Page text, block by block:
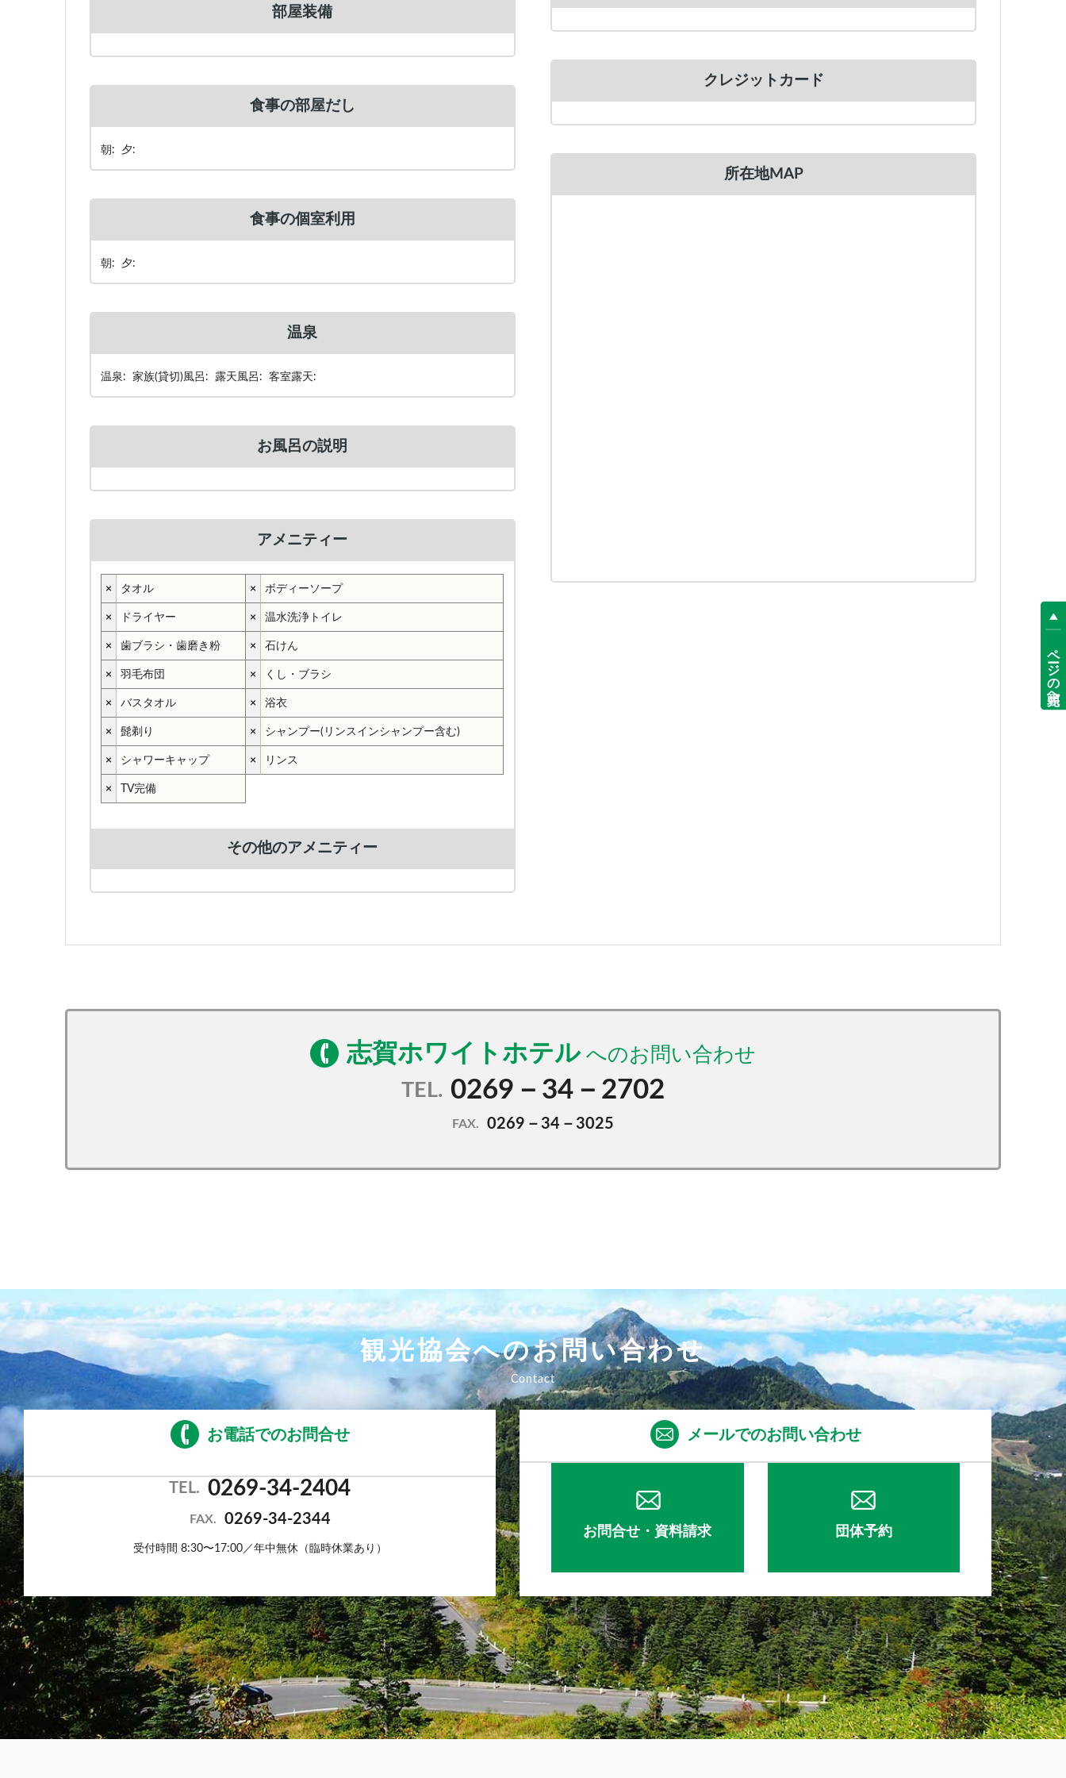
部屋装備
食事の部屋だし
朝: 夕:
食事の個室利用
朝: 夕:
温泉
温泉: 家族(貸切)風呂: 露天風呂: 客室露天:
お風呂の説明
アメニティー
× タオル × ボディーソープ
× ドライヤー × 温水洗浄トイレ
× 歯ブラシ・歯磨き粉 × 石けん
× 羽毛布団 × くし・ブラシ
× バスタオル × 浴衣
× 髭剃り × シャンプー(リンスインシャンプー含む)
× シャワーキャップ × リンス
× TV完備
その他のアメニティー
クレジットカード
所在地MAP
志賀ホワイトホテル
TEL. 0269－34－2702
FAX. 0269－34－3025
観光協会へのお問い合わせ
お電話でのお問合せ
TEL. 0269-34-2404
FAX. 0269-34-2344
受付時間 8:30〜17:00／年中無休（臨時休業あり）
メールでのお問い合わせ
お問合せ・資料請求 団体予約
ページの先頭へ